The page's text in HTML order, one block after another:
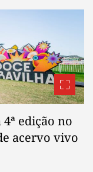
edição no
acervo vivo